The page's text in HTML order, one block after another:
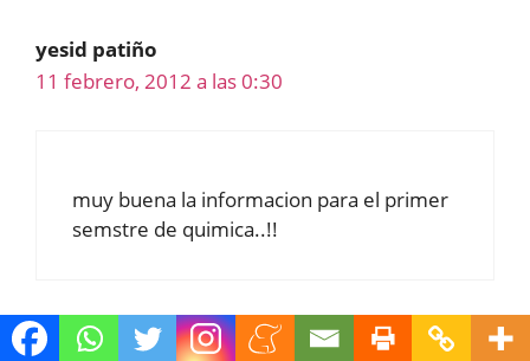
yesid patiño
11 febrero, 2012 a las 0:30
muy buena la informacion para el primer
semstre de quimica..!!